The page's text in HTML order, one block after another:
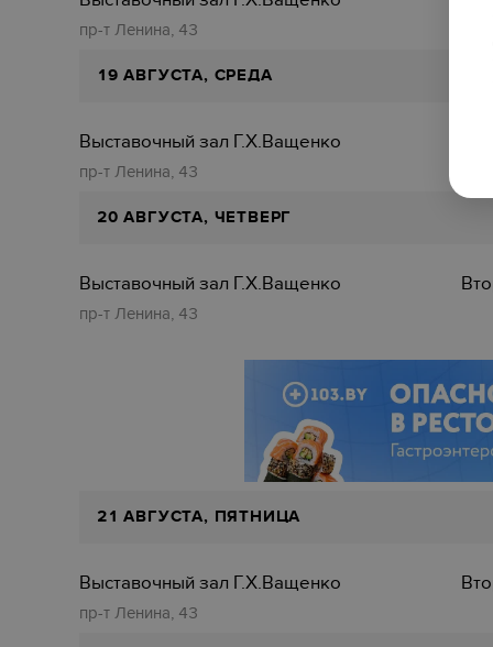
пр-т Ленина, 43
19 АВГУСТА, СРЕДА
Выставочный зал Г.Х.Ващенко
пр-т Ленина, 43
20 АВГУСТА, ЧЕТВЕРГ
Выставочный зал Г.Х.Ващенко
пр-т Ленина, 43
21 АВГУСТА, ПЯТНИЦА
Выставочный зал Г.Х.Ващенко
пр-т Ленина, 43